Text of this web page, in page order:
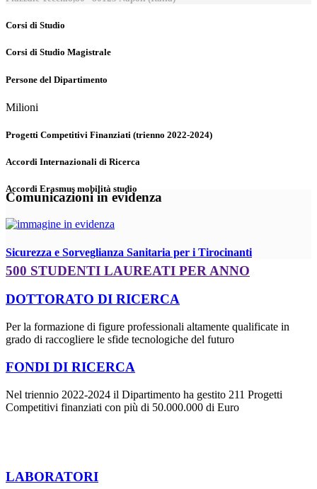
Corsi di Studio
Corsi di Studio Magistrale
Persone del Dipartimento
Milioni
Progetti Competitivi Finanziati (trienno 2022-2024)
Accordi Internazionali di Ricerca
Accordi Erasmus mobilità studio
Comunicazioni in evidenza
Sicurezza e Sorveglianza Sanitaria per i Tirocinanti
500 STUDENTI LAUREATI PER ANNO
DOTTORATO DI RICERCA
Per la formazione di figure professionali altamente qualificate in
grado di raccogliere le sfide tecnologiche del futuro
FONDI DI RICERCA
Nel triennio 2022-2024 il Dipartimento ha gestito 211 Progetti
Competitivi finanziati con più di 50.000.000 di Euro
LABORATORI